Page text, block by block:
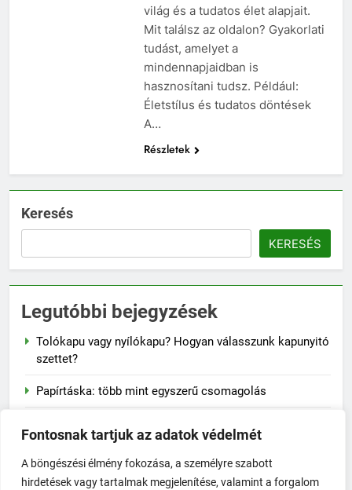
Fontosnak tartjuk az adatok védelmét
A böngészési élmény fokozása, a személyre szabott
hirdetések vagy tartalmak megjelenítése, valamint a forgalom
világ és a tudatos élet alapjait.
Mit találsz az oldalon? Gyakorlati
tudást, amelyet a
mindennapjaidban is
hasznosítani tudsz. Például:
Életstílus és tudatos döntések
A…
Részletek
Keresés
KERESÉS
Legutóbbi bejegyzések
Tolókapu vagy nyílókapu? Hogyan válasszunk kapunyitó
szettet?
Papírtáska: több mint egyszerű csomagolás
falon
A szalvéta fontossága a mindennapi életben